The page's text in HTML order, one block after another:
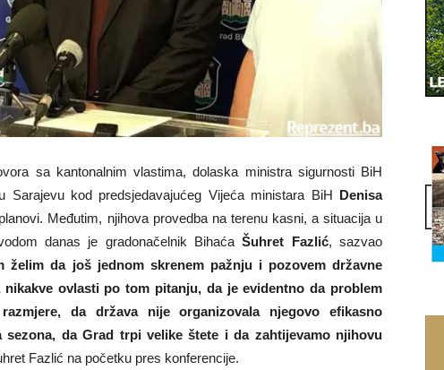
sa kantonalnim vlastima, dolaska ministra sigurnosti BiH
kod predsjedavajućeg Vijeća ministara BiH Denisa
Međutim, njihova provedba na terenu kasni, a situacija u
danas je gradonačelnik BihaćaŠuhret Fazlić, sazvao
želim da još jednom skrenem pažnju i pozovem državne
ovlasti po tom pitanju, da je evidentno da problem
da država nije organizovala njegovo efikasno
sezona, da Grad trpi velike štete i da zahtijevamo njihovu
Fazlić na početku pres konferencije.